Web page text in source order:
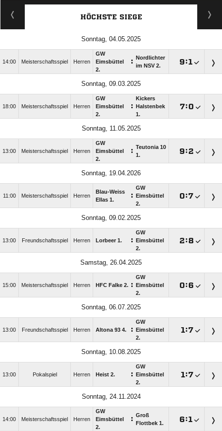
HÖCHSTE SIEGE
Sonntag, 04.05.2025
14:00 Meisterschaftsspiel Herren
GW
Eimsbüttel
2.
:
Nordlichter
im NSV 2.
:
Sonntag, 09.03.2025
18:00 Meisterschaftsspiel Herren
GW
Eimsbüttel
2.
:
Kickers
Halstenbek
1.
:
Sonntag, 11.05.2025
13:00 Meisterschaftsspiel Herren
GW
Eimsbüttel
2.
: Teutonia 10
1.
:
Sonntag, 19.04.2026
11:00 Meisterschaftsspiel Herren
Blau-Weiss
Ellas 1.
:
GW
Eimsbüttel
2.
:
Sonntag, 09.02.2025
13:00 Freundschaftsspiel Herren Lorbeer 1. :
GW
Eimsbüttel
2.
:
Samstag, 26.04.2025
15:00 Meisterschaftsspiel Herren HFC Falke 2. :
GW
Eimsbüttel
2.
:
Sonntag, 06.07.2025
13:00 Freundschaftsspiel Herren Altona 93 4. :
GW
Eimsbüttel
2.
:
Sonntag, 10.08.2025
13:00 Pokalspiel Herren Heist 2. :
GW
Eimsbüttel
2.
:
Sonntag, 24.11.2024
14:00 Meisterschaftsspiel Herren
GW
Eimsbüttel
2.
: Groß
Flottbek 1.
: